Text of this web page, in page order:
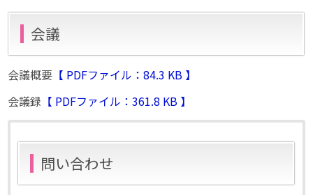
会議
会議概要 【 PDFファイル：84.3 KB 】
会議録 【 PDFファイル：361.8 KB 】
問い合わせ